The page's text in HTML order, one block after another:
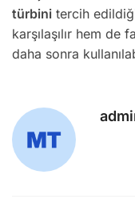
türbini tercih
karşılaşılır hem
daha sonra